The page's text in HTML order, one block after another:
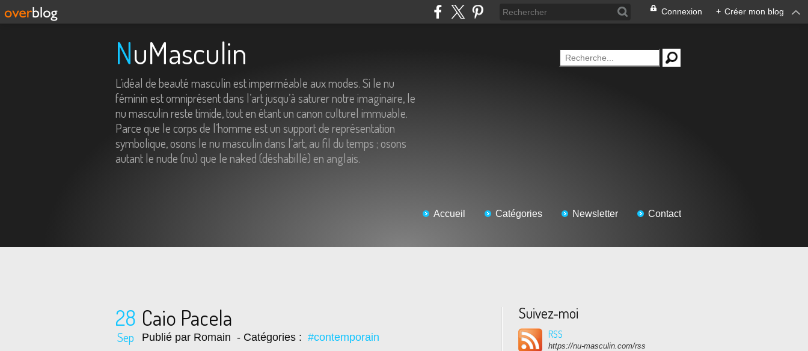
Connexion + Créer mon blog
NuMasculin
L’idéal de beauté masculin est imperméable aux modes. Si le nu
féminin est omniprésent dans l’art jusqu’à saturer notre imaginaire, le
nu masculin reste timide, tout en étant un canon culturel immuable.
Parce que le corps de l’homme est un support de représentation
symbolique, osons le nu masculin dans l’art, au fil du temps ; osons
autant le nude (nu) que le naked (déshabillé) en anglais.
Accueil Catégories Newsletter Contact
28
Sep
Caio Pacela
Publié par Romain - Catégories : #contemporain
Suivez-moi
RSS
https://nu-masculin.com/rss